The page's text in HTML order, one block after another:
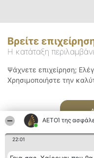
ΑΕΤΟΊ της
22:01
Βρείτε
Η κατάταξη
Ψάχνετε επιχείρηση;
Χρησιμοποιήστε την